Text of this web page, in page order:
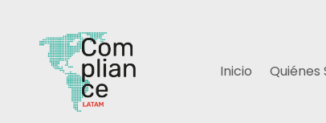
Inicio Quiénes